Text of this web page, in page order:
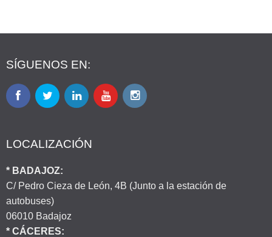
SÍGUENOS EN:
LOCALIZACIÓN
* BADAJOZ:
C/ Pedro Cieza de León, 4B (Junto a la estación de
autobuses)
06010 Badajoz
* CÁCERES: